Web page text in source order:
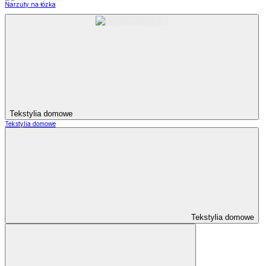
Narzuty na łózka
Tekstylia domowe
Tekstylia domowe
Tekstylia domowe